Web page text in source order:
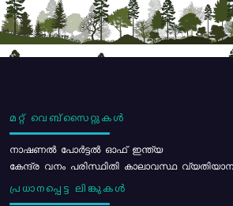
മറ്റ് വെബ്സൈറ്റുകൾ
നാഷണൽ പോർട്ടൽ ഓഫ് ഇന്ത്യ
കേന്ദ്ര വനം പരിസ്ഥിതി കാലാവസ്ഥ
പ്രധാനപ്പെട്ട ലിങ്കുകൾ